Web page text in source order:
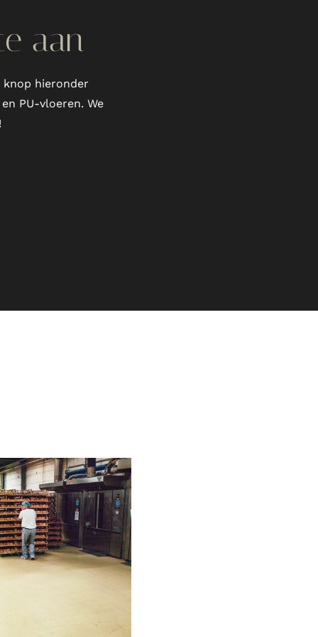
aan
knop hieronder
PU-vloeren. We